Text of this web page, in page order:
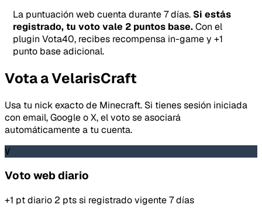
La puntuación web cuenta durante 7 días. Si estás
registrado, tu voto vale 2 puntos base.Con el
plugin Vota40, recibes recompensa in-game y +1
punto base adicional.
Vota a VelarisCraft
Usa tu nick exacto de Minecraft. Si tienes sesión iniciada
con email, Google o X, el voto se asociará
automáticamente a tu cuenta.
V
Voto web diario
+1 pt diario 2 pts si registradovigente 7 días